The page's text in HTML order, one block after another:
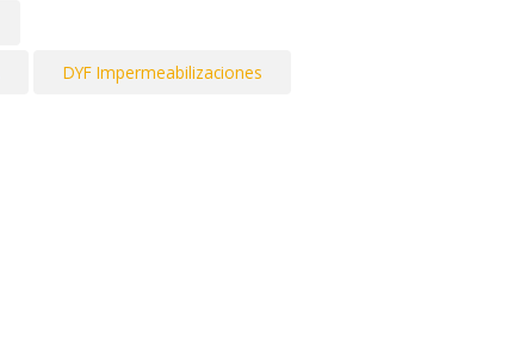
DYF Impermeabilizaciones